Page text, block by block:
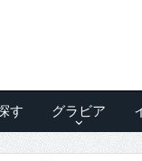
す グラビア